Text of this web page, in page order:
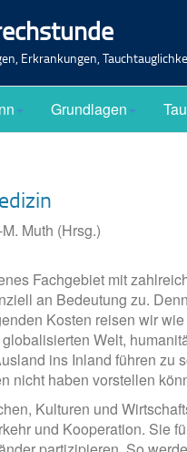
Erkrankungen,
Grundlagen
Muth (Hrsg.)
Fachgebiet mit
an Bedeutung zu.
Kosten reisen wir
Welt,
ins Inland führen zu
nicht haben vorstellen
Kulturen und
und Kooperation. Sie